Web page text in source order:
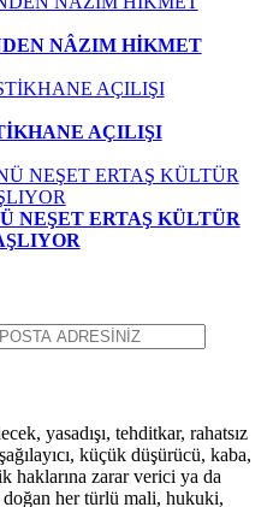
NÂZIM HİKMET
AÇILIŞI
NEŞET ERTAŞ KÜLTÜR
yasadışı, tehditkar, rahatsız
küçük düşürücü, kaba,
haklarına zarar verici ya da
her türlü mali, hukuki,